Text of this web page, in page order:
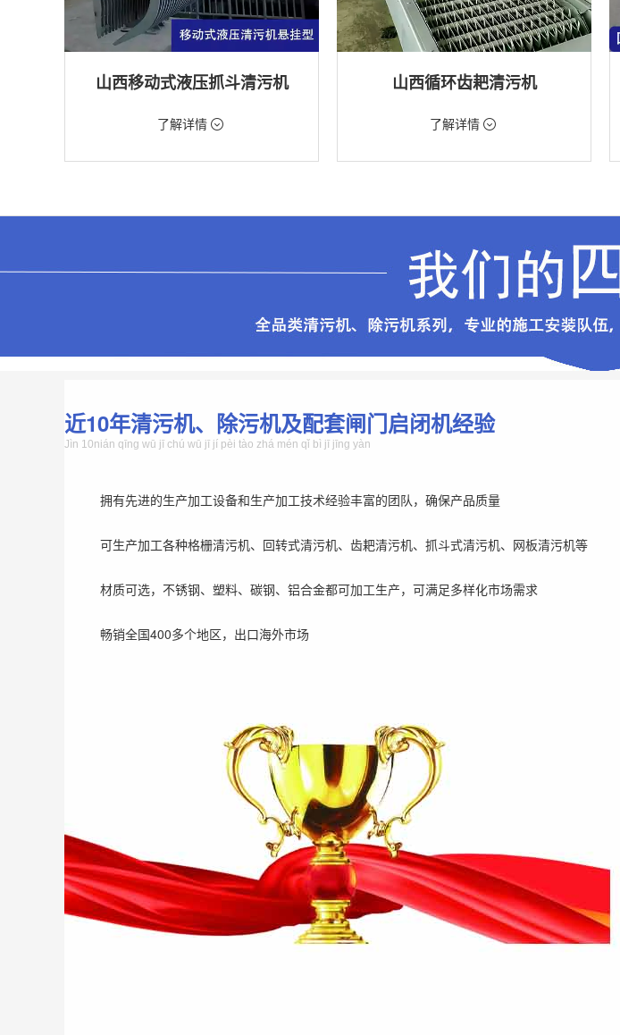
山西移动式液压抓斗清污机
价格：5698元/台
机
了解详情
山西循环齿耙清污机
价格：1898元/台
机
了解详情
近10年清污机、除污机及配套闸门启闭机经验
Jìn 10nián qīng wū jī chú wū jī jí pèi tào zhá mén qǐ bì jī jīng yàn
拥有先进的生产加工设备和生产加工技术经验丰富的团队，确保产品质量
可生产加工各种格栅清污机、回转式清污机、齿耙清污机、抓斗式清污机、网板清污机等
材质可选，不锈钢、塑料、碳钢、铝合金都可加工生产，可满足多样化市场需求
畅销全国400多个地区，出口海外市场